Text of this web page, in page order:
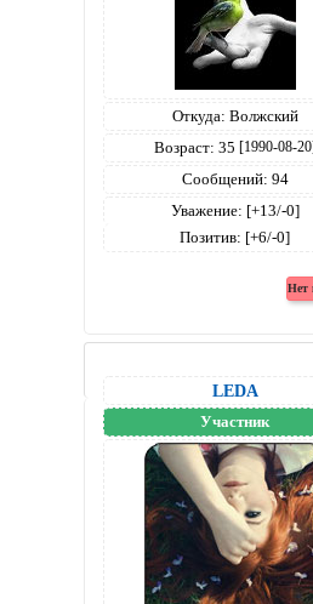
Откуда: Волжский
Возраст: 35 [1990-08-20]
Сообщений: 94
Уважение: [+13/-0]
Позитив: [+6/-0]
LEDA
Участник